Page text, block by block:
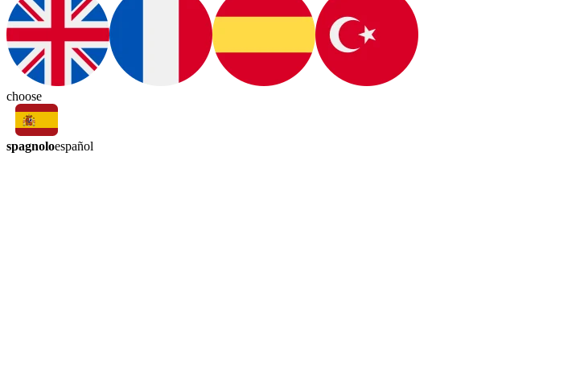
choose
spagnoloespañol